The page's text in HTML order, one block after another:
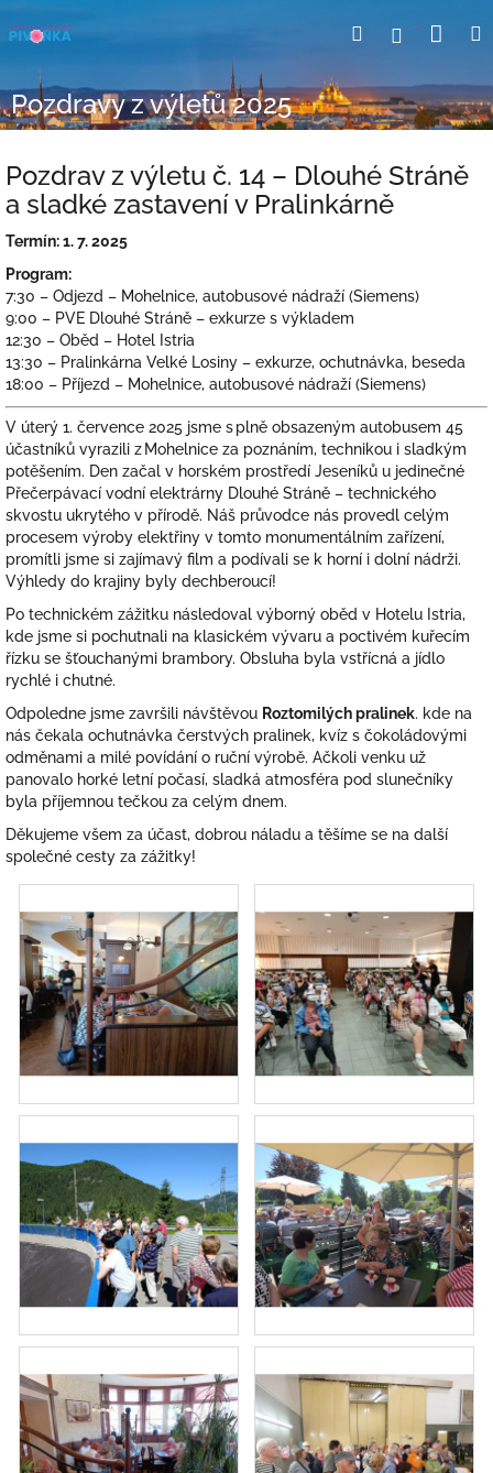
na
HledatPřihlášení
Pozdravy z výletů 2025
Pozdrav z výletu č. 14 – Dlouhé Stráně
a sladké zastavení v Pralinkárně
Termín: 1. 7. 2025
Program:
7:30 – Odjezd – Mohelnice, autobusové nádraží (Siemens)
9:00 – PVE Dlouhé Stráně – exkurze s výkladem
12:30 – Oběd – Hotel Istria
13:30 – Pralinkárna Velké Losiny – exkurze, ochutnávka, beseda
18:00 – Příjezd – Mohelnice, autobusové nádraží (Siemens)
V úterý 1. července 2025 jsme s plně obsazeným autobusem 45
účastníků vyrazili z Mohelnice za poznáním, technikou i sladkým
potěšením. Den začal v horském prostředí Jeseníků u jedinečné
Přečerpávací vodní elektrárny Dlouhé Stráně – technického
skvostu ukrytého v přírodě. Náš průvodce nás provedl celým
procesem výroby elektřiny v tomto monumentálním zařízení,
promítli jsme si zajímavý film a podívali se k horní i dolní nádrži.
Výhledy do krajiny byly dechberoucí!
Po technickém zážitku následoval výborný oběd v Hotelu Istria,
kde jsme si pochutnali na klasickém vývaru a poctivém kuřecím
řízku se šťouchanými brambory. Obsluha byla vstřícná a jídlo
rychlé i chutné.
Odpoledne jsme završili návštěvou Roztomilých pralinek. kde na
nás čekala ochutnávka čerstvých pralinek, kvíz s čokoládovými
odměnami a milé povídání o ruční výrobě. Ačkoli venku už
panovalo horké letní počasí, sladká atmosféra pod slunečníky
byla příjemnou tečkou za celým dnem.
Děkujeme všem za účast, dobrou náladu a těšíme se na další
společné cesty za zážitky!